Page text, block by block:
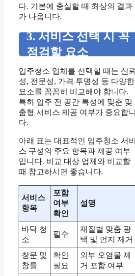
다. 기본에 충실할 때 최상의 결과
가 나옵니다.
3. 서비스 선택 시 꼭
점검할 요소
입주청소 업체를 선택할 때는 신뢰
성, 전문성, 가격 투명성 등 다양한
요소를 꼼꼼히 비교해야 합니다.
특히 입주 전 공간 특성에 맞춘 맞
춤형 서비스 제공 여부가 중요합니
다.
아래 표는 대표적인 입주청소 서비
스 구성의 주요 항목과 제공 여부
입니다. 비교 대상 업체와 비교할
때 참고하시면 좋습니다.
서비스
항목
포함
여부
확인
설명
바닥 청
소
필수
재질별 맞춤 광
택 및 먼지 제거
창문 및
창틀
확인
필요
외부 오염물 제
거 포함 여부